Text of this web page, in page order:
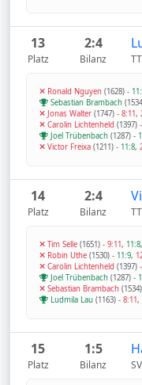
13
Platz
2:4
Bilanz
Ronald Nguyen (1628) -
Sebastian Brambach
Jonas Walter (1747) - 8:11,
Carolin Lichtenheld (1397) -
Joel Trübenbach (1287) -
Victor Freixa (1211) - 11:8,
14
Platz
2:4
Bilanz
Tim Selle (1651) - 9:11, 11:8,
Robin Uthe (1530) - 11:9,
Carolin Lichtenheld (1397) -
Joel Trübenbach (1287) -
Sebastian Brambach (1534)
Ludmila Lau (1163) - 8:11,
15
Platz
1:5
Bilanz